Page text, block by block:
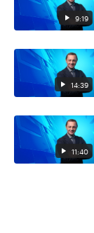
9:19
14:39
11:40